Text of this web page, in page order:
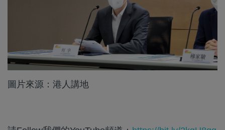
圖片來源：港人講地